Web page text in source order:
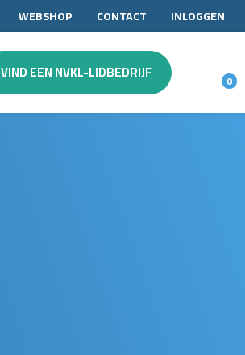
WEBSHOP CONTACT INLOGGEN
VIND EEN NVKL-LIDBEDRIJF 0